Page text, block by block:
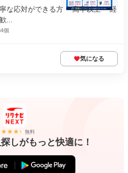
な応対ができる方 ・高卒以上 ・経
...
個
気になる
無料
しがもっと快適に！